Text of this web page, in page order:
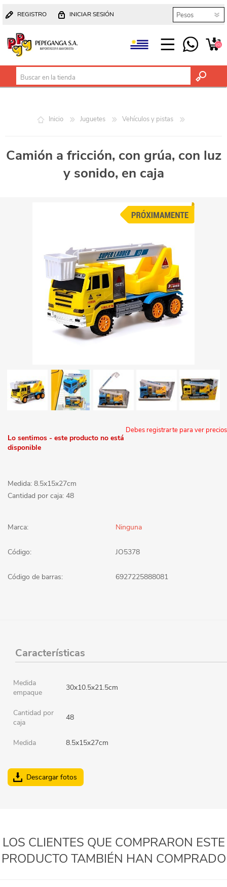
REGISTRO INICIAR SESIÓN
(0)
Inicio Juguetes Vehículos y pistas
Camión a fricción, con grúa, con luz
y sonido, en caja
Debes registrarte para ver precios
Lo sentimos - este producto no está
disponible
Medida: 8.5x15x27cm
Cantidad por caja: 48
Marca: Ninguna
Código: JO5378
Código de barras: 6927225888081
Características
Medida
empaque
30x10.5x21.5cm
Cantidad por
caja
48
Medida 8.5x15x27cm
Descargar fotos
LOS CLIENTES QUE COMPRARON ESTE
PRODUCTO TAMBIÉN HAN COMPRADO